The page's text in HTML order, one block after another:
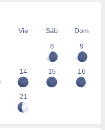
Vie Sáb
Dom
8
9
14 15 16
21